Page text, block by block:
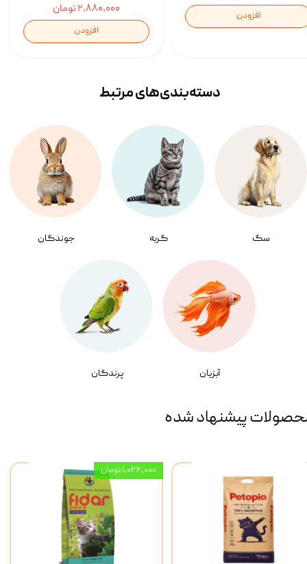
۲,۸۸۰,۰۰۰ تومان
افزودن
افزودن
سگ گربه جوندگان
آبزیان پرندگان
دسته‌بندی‌‌های مرتبط
پیشنهاد شده
۱,۰۲۶,۰۰۰ تومان